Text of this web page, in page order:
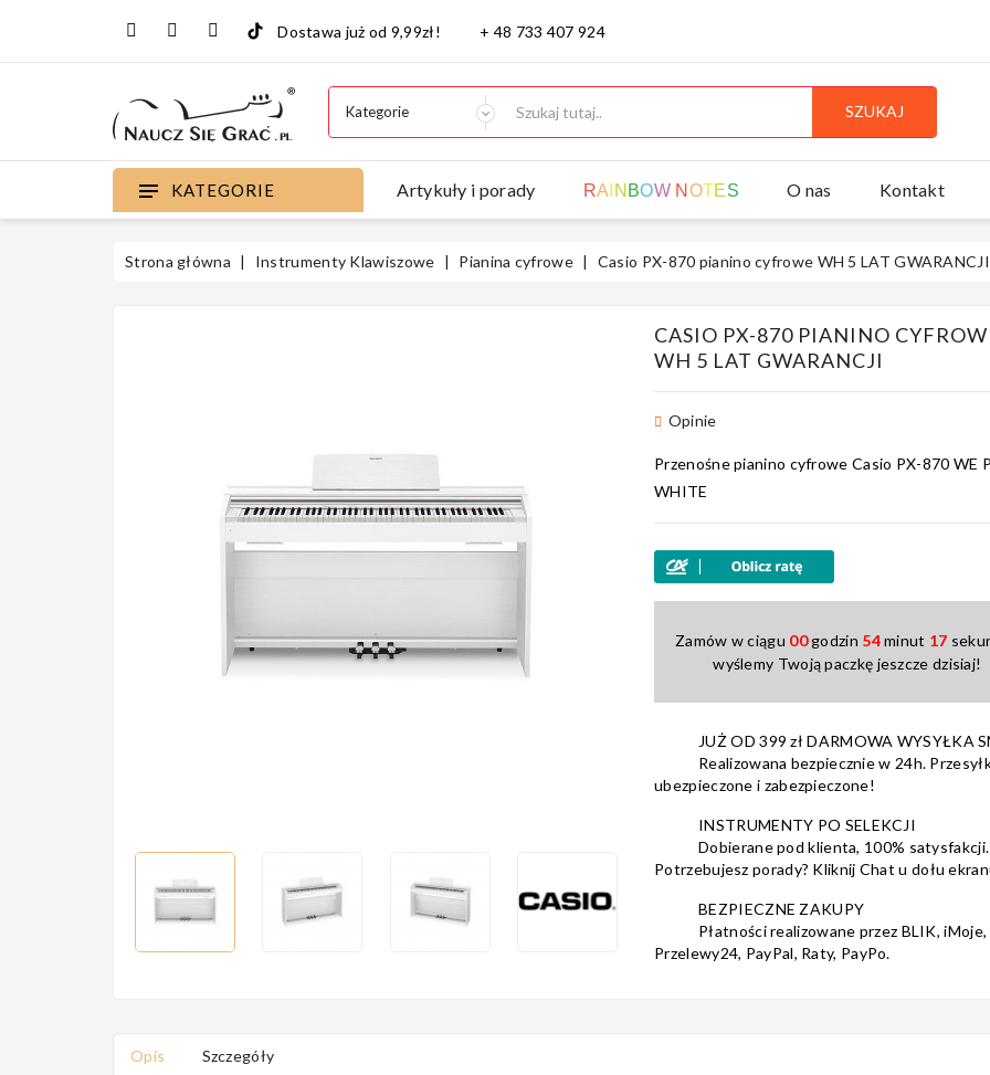
Dostawa już od 9,99zł! + 48 733 407 924
SZUKAJ
KATEGORIE Artykuły i porady RA N BOW N OTES O nas Kontakt
Strona główna Instrumenty Klawiszowe Pianina cyfrowe Casio PX-870 pianino cyfrowe WH 5 LAT GWARANCJI
CASIO PX-870 PIANINO
WH 5 LAT GWARANCJI
Opinie
Przenośne pianino cyfrowe Casio PX-870 WE
WHITE
Zamów w ciągu 00godzin 54minut 17
wyślemy Twoją paczkę jeszcze dzisiaj!
JUŻ OD 399 zł DARMOWA WYSYŁKA
Realizowana bezpiecznie w 24h.
ubezpieczone i zabezpieczone!
INSTRUMENTY PO SELEKCJI
Dobierane pod klienta, 100% satysfakcji.
Potrzebujesz porady? Kliknij Chat u dołu
BEZPIECZNE ZAKUPY
Płatności realizowane przez BLIK, iMoje,
Przelewy24, PayPal, Raty, PayPo.
Opis Szczegóły